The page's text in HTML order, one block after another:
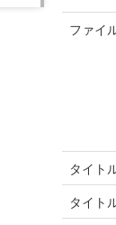
ファイ
タイト
タイト